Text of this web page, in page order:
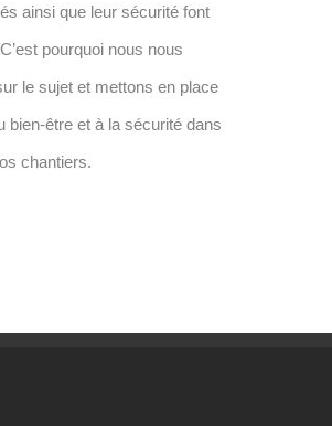
ainsi que leur sécurité font
pourquoi nous nous
le sujet et mettons en place
bien-être et à la sécurité dans
chantiers.